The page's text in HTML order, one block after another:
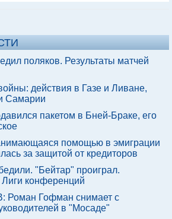
поляков. Результаты матчей
действия в Газе и Ливане,
Самарии
пакетом в Бней-Браке, его
помощью в эмиграции
за защитой от кредиторов
"Бейтар" проиграл.
Лиги конференций
Роман Гофман снимает с
в "Мосаде"